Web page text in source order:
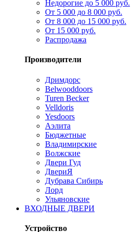
Недорогие до 5 000 руб.
От 5 000 до 8 000 руб.
От 8 000 до 15 000 руб.
От 15 000 руб.
Распродажа
Производители
Дримдорс
Belwooddoors
Turen Becker
Velldoris
Yesdoors
Аэлита
Бюджетные
Владимирские
Волжские
Двери Гуд
ДвериЯ
Дубрава Сибирь
Лорд
Ульяновские
ВХОДНЫЕ ДВЕРИ
Устройство